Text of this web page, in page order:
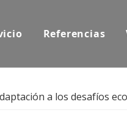
Referencias
a los desafíos